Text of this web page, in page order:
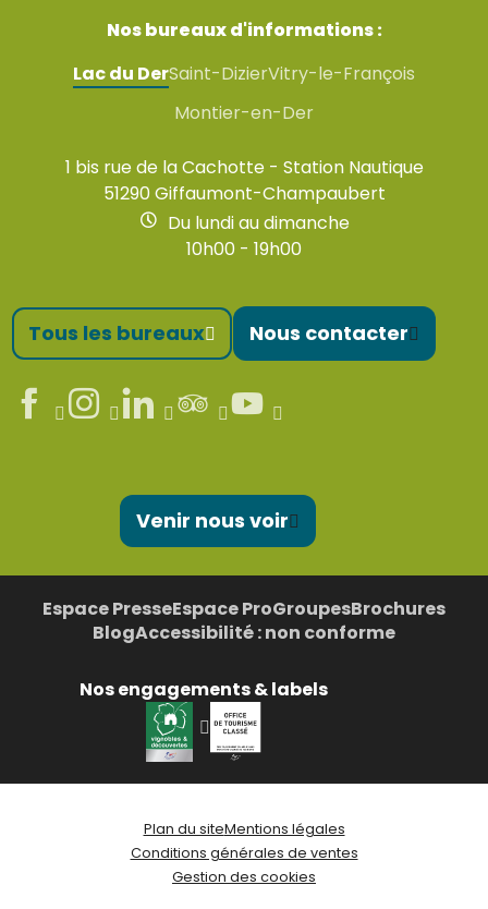
Nos bureaux d'informations :
Lac du DerSaint-DizierVitry-le-François
Montier-en-Der
1 bis rue de la Cachotte - Station Nautique
51290 Giffaumont-Champaubert
Du lundi au dimanche
10h00 - 19h00
Tous les bureaux Nous contacter
Venir nous voir
Espace PresseEspace ProGroupesBrochures
BlogAccessibilité : non conforme
Nos engagements & labels
Plan du siteMentions légales
Conditions générales de ventes
Gestion des cookies